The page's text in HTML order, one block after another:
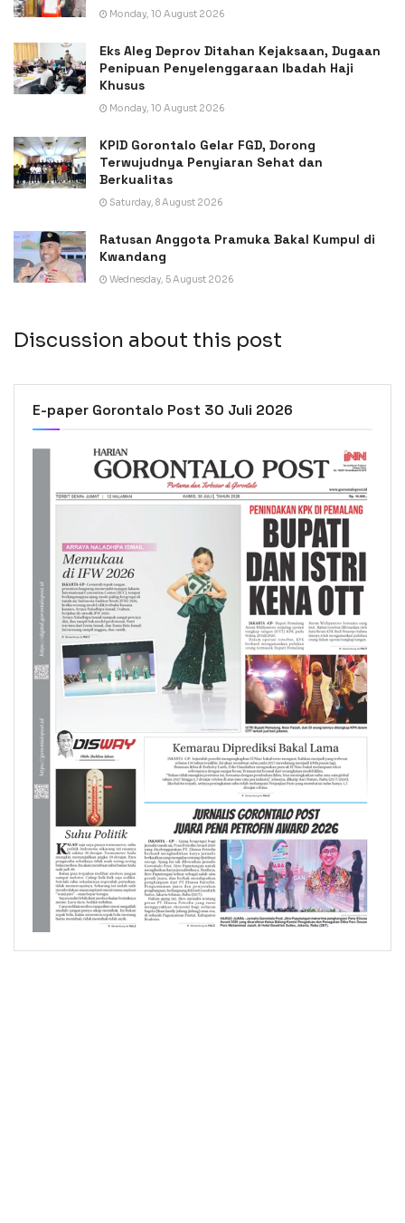
Monday, 10 August 2026
Eks Aleg Deprov Ditahan Kejaksaan, Dugaan
Penipuan Penyelenggaraan Ibadah Haji
Khusus
Monday, 10 August 2026
KPID Gorontalo Gelar FGD, Dorong
Terwujudnya Penyiaran Sehat dan
Berkualitas
Saturday, 8 August 2026
Ratusan Anggota Pramuka Bakal Kumpul di
Kwandang
Wednesday, 5 August 2026
Discussion about this post
E-paper Gorontalo Post 30 Juli 2026